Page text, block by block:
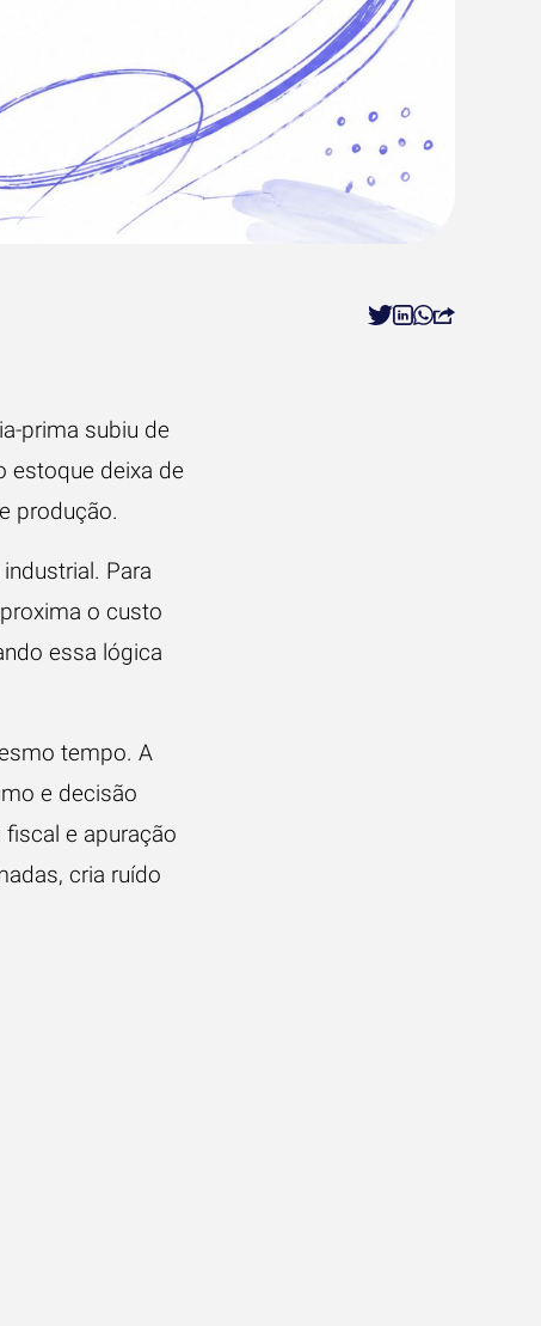
prima subiu de
estoque deixa de
produção.
Para
o custo
essa lógica
tempo. A
e decisão
e apuração
cria ruído